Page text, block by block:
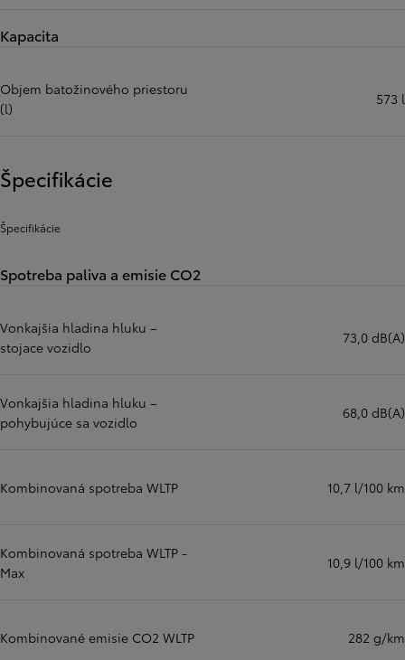
Kapacita
Objem batožinového priestoru
(l)
573 l
Špecifikácie
Špecifikácie
Spotreba paliva a emisie CO2
Vonkajšia hladina hluku –
stojace vozidlo
73,0 dB(A)
Vonkajšia hladina hluku –
pohybujúce sa vozidlo
68,0 dB(A)
Kombinovaná spotreba WLTP 10,7 l/100 km
Kombinovaná spotreba WLTP -
Max
10,9 l/100 km
Kombinované emisie CO2 WLTP 282 g/km